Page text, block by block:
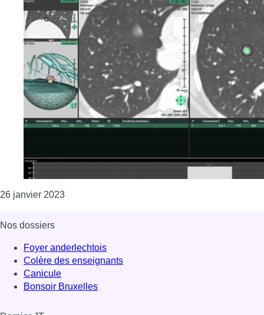
26 janvier 2023Consulter l'article "La Clinique Saint-Jean
Nos dossiers
Foyer anderlechtois
Colère des enseignants
Canicule
Bonsoir Bruxelles